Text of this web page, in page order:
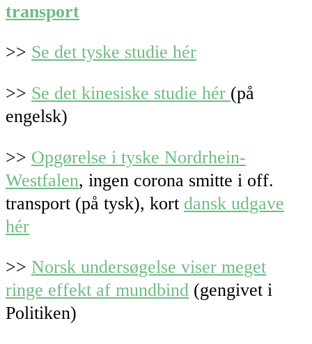
transport
>> Se det tyske studie hér
>> Se det kinesiske studie hér (på
engelsk)
>> Opgørelse i tyske Nordrhein-
Westfalen, ingen corona smitte i off.
transport (på tysk), kort dansk udgave
hér
>> Norsk undersøgelse viser meget
ringe effekt af mundbind (gengivet i
Politiken)